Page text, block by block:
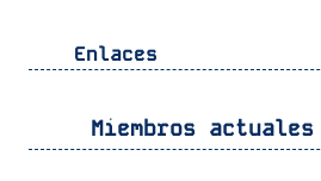
Enlaces
Miembros actuales